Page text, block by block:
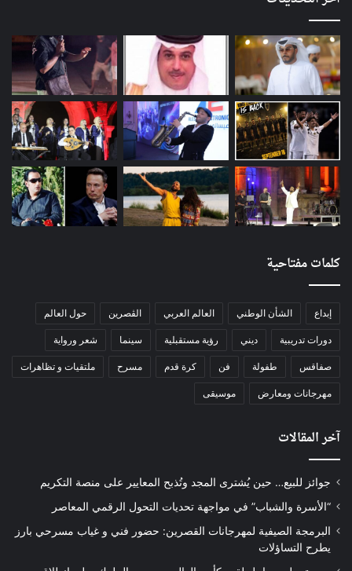
كلمات مفتاحية
إبداع الشأن الوطني العالم العربي الڨصرين حول العالم
دورات تدريبية ديني رؤية مستقبلية سينما شعر ورواية
صفاقس طفولة فن كرة قدم مسرح ملتقيات و تظاهرات
مهرجانات ومعارض موسيقى
آخر المقالات
جوائز للبيع… حين يُشترى المجد وتُذبح المعايير على منصة التكريم
“الأسرة والشباب” في مواجهة تحديات التحول الرقمي المعاصر
البرمجة الصيفية لمهرجانات القصرين: حضور فني و غياب مسرحي بارز
يطرح التساؤلات